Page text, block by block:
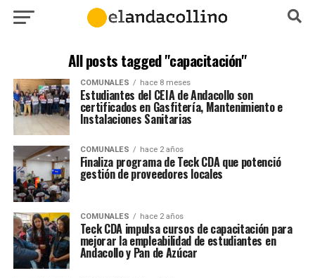
All posts tagged "capacitación"
COMUNALES hace 8 meses
Estudiantes del CEIA de Andacollo son
certificados en Gasfitería, Mantenimiento e
Instalaciones Sanitarias
COMUNALES hace 2 años
Finaliza programa de Teck CDA que potenció
gestión de proveedores locales
COMUNALES hace 2 años
Teck CDA impulsa cursos de capacitación para
mejorar la empleabilidad de estudiantes en
Andacollo y Pan de Azúcar